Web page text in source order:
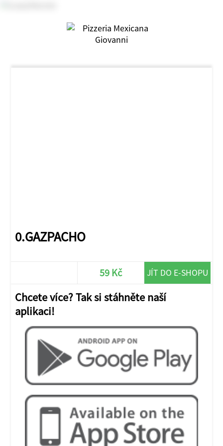
0.GAZPACHO
59 Kč JÍT DO E-SHOPU
Chcete více? Tak si stáhněte naší
aplikaci!